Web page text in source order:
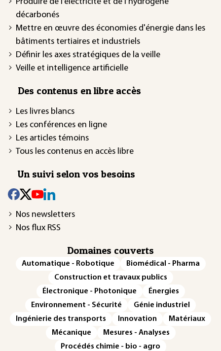
décarbonés
Mettre en œuvre des économies d'énergie dans les
bâtiments tertiaires et industriels
Définir les axes stratégiques de la veille
Veille et intelligence artificielle
Des contenus en libre accès
Les livres blancs
Les conférences en ligne
Les articles témoins
Tous les contenus en accès libre
Un suivi selon vos besoins
Nos newsletters
Nos flux RSS
Domaines couverts
Automatique - Robotique
Biomédical - Pharma
Construction et travaux publics
Électronique - Photonique
Énergies
Environnement - Sécurité
Génie industriel
Ingénierie des transports
Innovation
Matériaux
Mécanique
Mesures - Analyses
Procédés chimie - bio - agro